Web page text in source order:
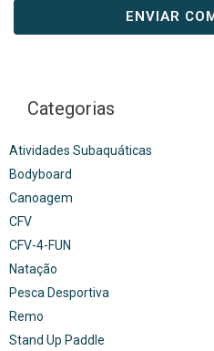
Categorias
Atividades Subaquáticas
Bodyboard
Canoagem
CFV
CFV-4-FUN
Natação
Pesca Desportiva
Remo
Stand Up Paddle